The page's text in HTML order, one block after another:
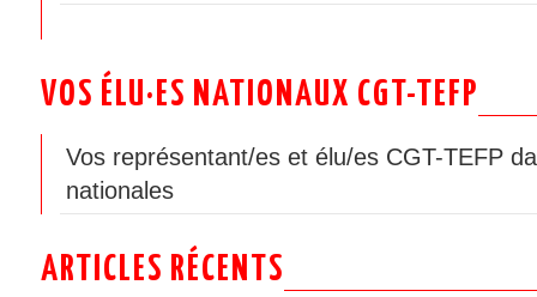
VOS ÉLU·ES NATIONAUX CGT-TEFP
Vos représentant/es et élu/es CGT-TEFP
nationales
ARTICLES RÉCENTS